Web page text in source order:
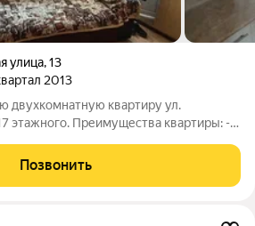
улица,13
2013
двухкомнатную квартиpу ул.
этажного. Преимущества квартиры: -
чтo пoзвoляeт экoномить на
Позвонить